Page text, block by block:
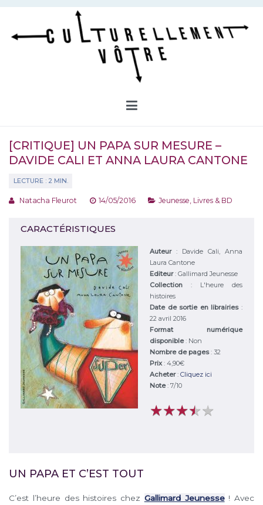
Aller
contenu
[CRITIQUE] UN PAPA SUR MESURE –
DAVIDE CALI ET ANNA LAURA CANTONE
Natacha Fleurot 14/05/2016 Jeunesse Livres & BD
CARACTÉRISTIQUES
Auteur : Davide Cali, Anna
Laura Cantone
Editeur: Gallimard Jeunesse
Collection : L'heure des
histoires
Date de sortie en librairies :
22 avril 2016
Format numérique
disponible: Non
Nombre de pages: 32
Prix: 4,90€
Acheter: Cliquez ici
Note: 7/10
★★★★★
★★★★★
UN PAPA ET C’EST TOUT
C’est l’heure des histoires chez Gallimard Jeunesse! Avec